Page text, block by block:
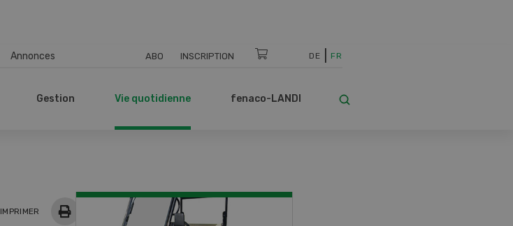
Annonces ABO INSCRIPTION DE FR
Gestion Vie quotidienne fenaco-LANDI
IMPRIMER